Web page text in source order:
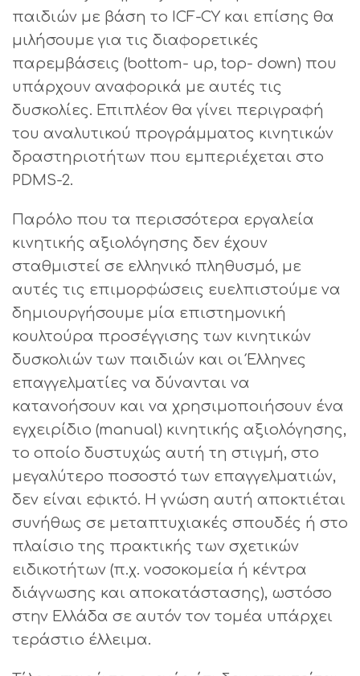
παιδιών με βάση το ICF-CY και επίσης θα
μιλήσουμε για τις διαφορετικές
παρεμβάσεις (bottom- up, top- down) που
υπάρχουν αναφορικά με αυτές τις
δυσκολίες. Επιπλέον θα γίνει περιγραφή
του αναλυτικού προγράμματος κινητικών
δραστηριοτήτων που εμπεριέχεται στο
PDMS-2.
Παρόλο που τα περισσότερα εργαλεία
κινητικής αξιολόγησης δεν έχουν
σταθμιστεί σε ελληνικό πληθυσμό, με
αυτές τις επιμορφώσεις ευελπιστούμε να
δημιουργήσουμε μία επιστημονική
κουλτούρα προσέγγισης των κινητικών
δυσκολιών των παιδιών και οι Έλληνες
επαγγελματίες να δύνανται να
κατανοήσουν και να χρησιμοποιήσουν ένα
εγχειρίδιο (manual) κινητικής αξιολόγησης,
το οποίο δυστυχώς αυτή τη στιγμή, στο
μεγαλύτερο ποσοστό των επαγγελματιών,
δεν είναι εφικτό. Η γνώση αυτή αποκτιέται
συνήθως σε μεταπτυχιακές σπουδές ή στο
πλαίσιο της πρακτικής των σχετικών
ειδικοτήτων (π.χ. νοσοκομεία ή κέντρα
διάγνωσης και αποκατάστασης), ωστόσο
στην Ελλάδα σε αυτόν τον τομέα υπάρχει
τεράστιο έλλειμα.